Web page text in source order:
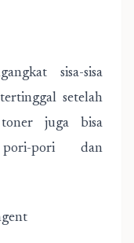
sisa-sisa
setelah
juga bisa
pori-pori dan